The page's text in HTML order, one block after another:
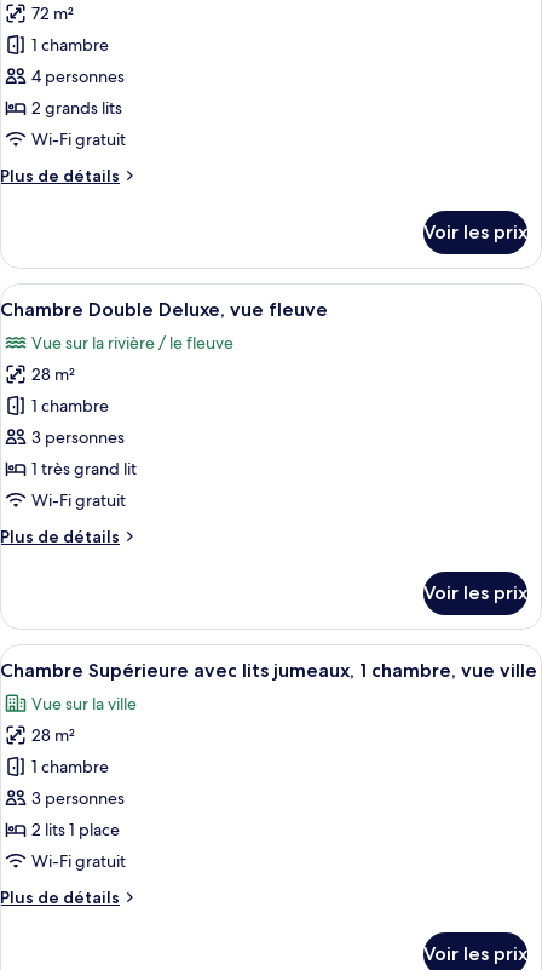
Exécutive,
vue
fleuve
photos
pour
ce
type
de
chambre :
Suite
72 m²
1 chambre
4 personnes
2 grands lits
Wi-Fi gratuit
Plus de détails
Plus
le
type
de
Suite
Familiale
Voir les prix
Afficher
toutes
les
photos
pour
ce
type
de
chambre :
Chambre
vue
fleuve
Une chambre d’hôtel avec un lit,
7
Chambre Double Deluxe, vue fleuve
Vue sur la rivière / le fleuve
28 m²
1 chambre
3 personnes
1 très grand lit
Wi-Fi gratuit
Plus de détails
Plus
le
type
de
Chambre
Double
Deluxe,
vue
fleuve
Voir les prix
Afficher
toutes
les
photos
pour
ce
type
de
chambre :
Chambre
Une chambre d’hôtel avec deux lits,
5
Chambre Supérieure avec lits jumeaux, 1 chambre, vue ville
Vue sur la ville
28 m²
1 chambre
3 personnes
2 lits 1 place
Wi-Fi gratuit
Plus de détails
Plus
Voir les prix